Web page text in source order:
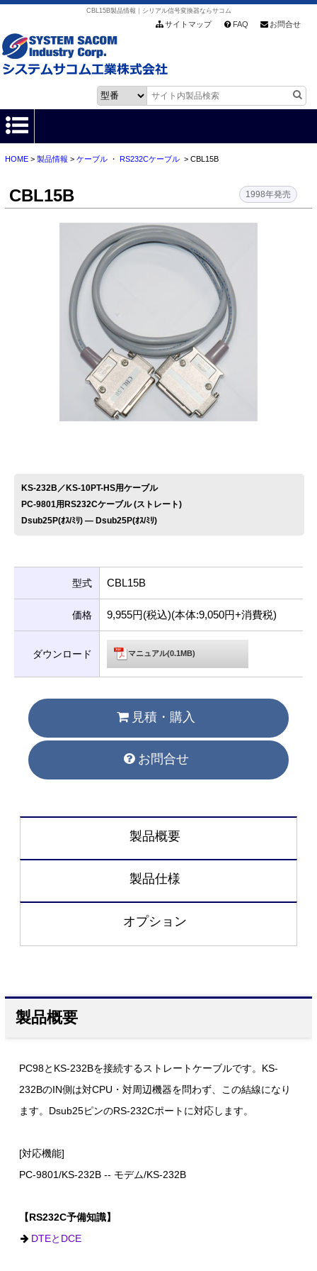
CBL15B製品情報｜シリアル信号変換器ならサコム
サイトマップ FAQ お問合せ
HOME
各種ダウンロード
お客様サポート
お問い合わせ
HOME> 製品情報 > ケーブル・ RS232Cケーブル> CBL15B
CBL15B 1998年発売
KS-232B／KS-10PT-HS用ケーブル
PC-9801用RS232Cケーブル (ストレート)
Dsub25P(ｵｽ/ﾐﾘ) ― Dsub25P(ｵｽ/ﾐﾘ)
型式 CBL15B
価格 9,955円(税込)(本体:9,050円+消費税)
ダウンロード マニュアル(0.1MB)
見積・購入
お問合せ
製品概要
製品仕様
オプション
製品概要
PC98とKS-232Bを接続するストレートケーブルです。KS-
232BのIN側は対CPU・対周辺機器を問わず、この結線になり
ます。Dsub25ピンのRS-232Cポートに対応します。
[対応機能]
PC-9801/KS-232B -- モデム/KS-232B
【RS232C予備知識】
DTEとDCE